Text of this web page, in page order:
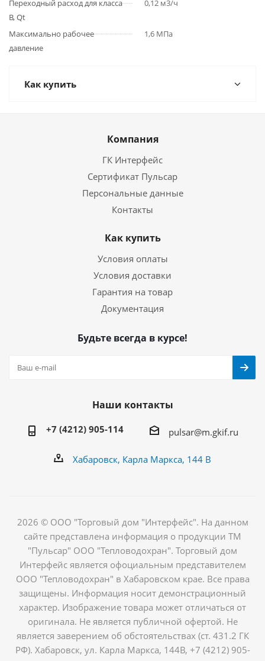
Переходный расход для класса
B, Qt
0,12 м3/ч
Максимально рабочее
давление
1,6 МПа
Как купить
Компания
ГК Интерфейс
Сертификат Пульсар
Персональные данные
Контакты
Как купить
Условия оплаты
Условия доставки
Гарантия на товар
Документация
Будьте всегда в курсе!
Наши контакты
+7 (4212) 905-114 pulsar@m.gkif.ru
Хабаровск, Карла Маркса, 144 В
2026 © ООО "Торговый дом "Интерфейс". На данном
сайте представлена информация о продукции ТМ
"Пульсар" ООО "Тепловодохран". Торговый дом
Интерфейс является офоциальным представителем
ООО "Тепловодохран" в Хабаровском крае. Все права
защищены. Информация носит демонстрационный
характер. Изображение товара может отличаться от
оригинала. Не является публичной офертой. Не
является заверением об обстоятельствах (ст. 431.2 ГК
РФ). Хабаровск, ул. Карла Маркса, 144В, +7 (4212) 905-